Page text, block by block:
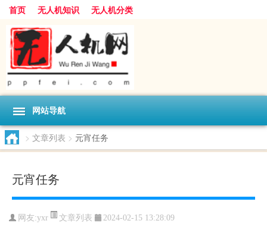
首页 无人机知识 无人机分类
网站导航
> 文章列表 > 元宵任务
元宵任务
网友:yxr 文章列表 2024-02-15 13:28:09